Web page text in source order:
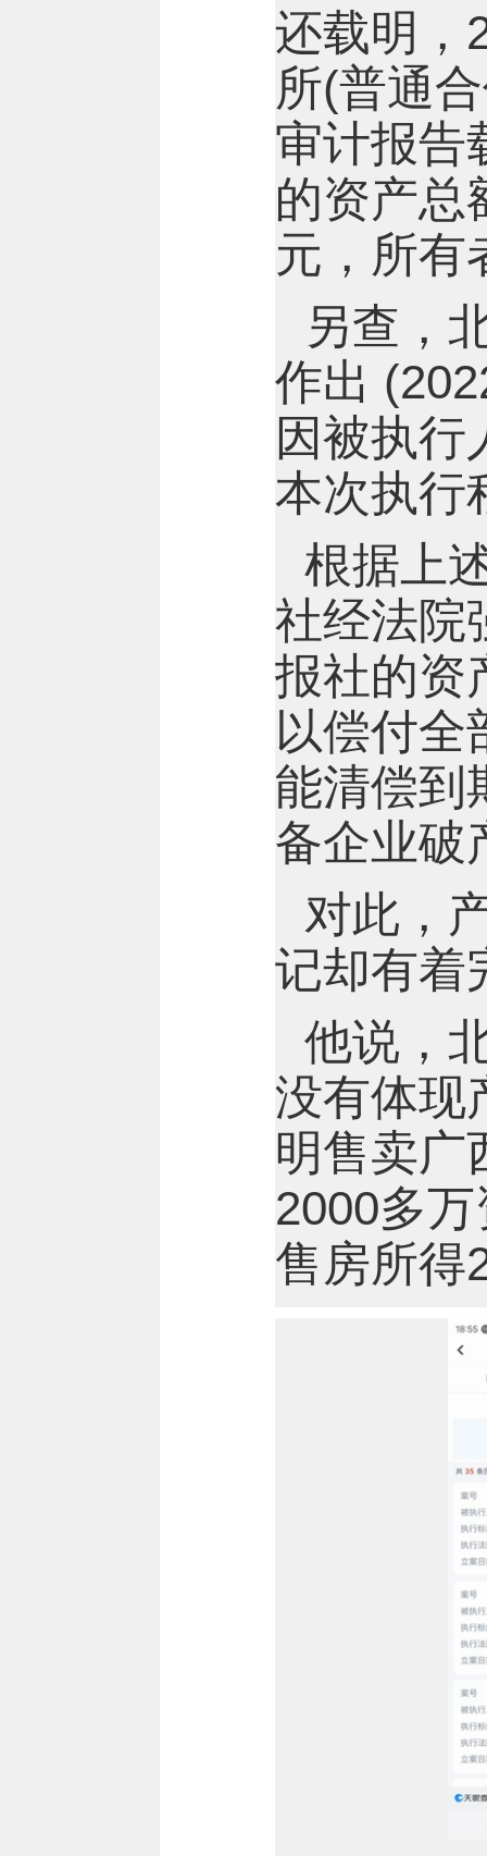
还载明，
所(普通
审计报告
的资产总
元，所有
另查，
作出
因被执行
本次执行
根据上
社经法院
报社的资
以偿付全
能清偿到
备企业破
对此，
记却有着
他说，
没有体现
明售卖广
2000多
售房所得